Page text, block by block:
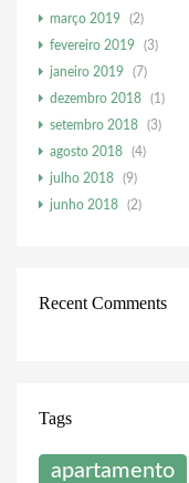
março 2019
(2)
fevereiro 2019
(3)
janeiro 2019
(7)
dezembro 2018
(1)
setembro 2018
(3)
agosto 2018
(4)
julho 2018
(9)
junho 2018
(2)
Recent Comments
Tags
apartamento